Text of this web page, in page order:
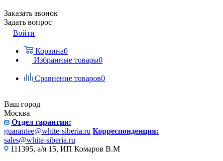
Заказать звонок
Задать вопрос
Войти
Корзина0
Избранные товары0
Сравнение товаров0
Ваш город
Москва
Отдел гарантии:
guarantee@white-siberia.ru Корреспонденция:
sales@white-siberia.ru
111395, а/я 15, ИП Комаров В.М